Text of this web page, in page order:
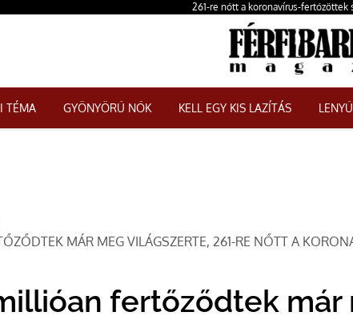
261-re nőtt a koronavírus-fertőzöttek
TÉMA GYÖNYÖRŰ NŐK KELL EGY KIS LAZÍTÁS
MÁR MEG VILÁGSZERTE, 261-RE NŐTT A
fertőződtek már